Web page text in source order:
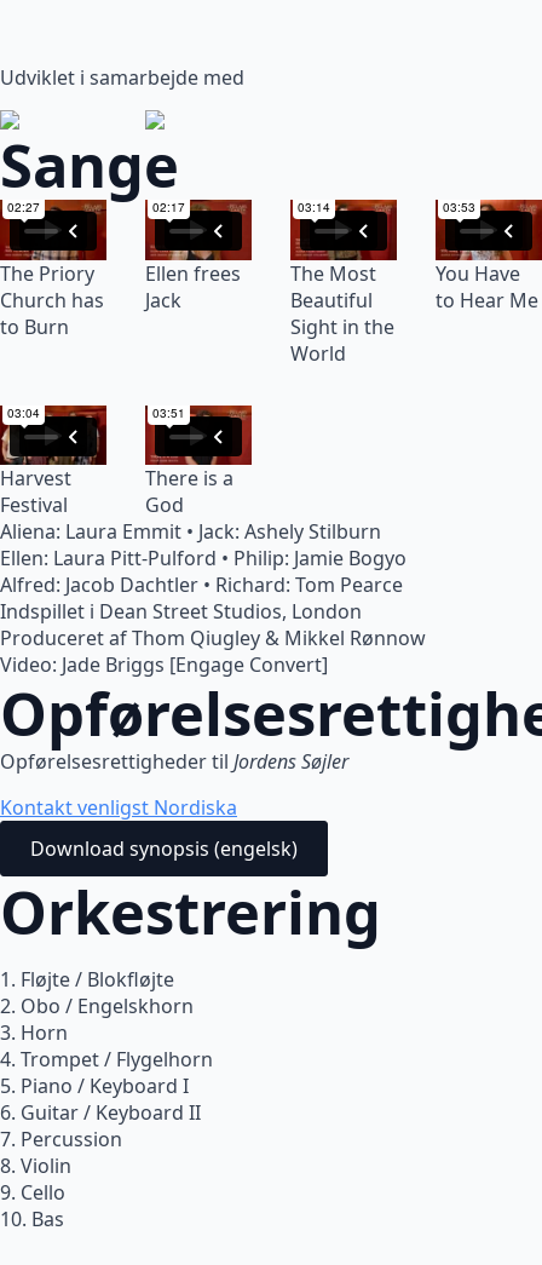
Udviklet i samarbejde med
Sange
The Priory
Church has
to Burn
Ellen frees
Jack
The Most
Beautiful
Sight in the
World
You Have
to Hear Me
Harvest
Festival
There is a
God
Aliena: Laura Emmit • Jack: Ashely Stilburn
Ellen: Laura Pitt-Pulford • Philip: Jamie Bogyo
Alfred: Jacob Dachtler • Richard: Tom Pearce
Indspillet i Dean Street Studios, London
Produceret af Thom Qiugley & Mikkel Rønnow
Video: Jade Briggs [Engage Convert]
Opførelsesrettigheder til Jordens Søjler
Kontakt venligst Nordiska
Download synopsis (engelsk)
Orkestrering
1. Fløjte / Blokfløjte
2. Obo / Engelskhorn
3. Horn
4. Trompet / Flygelhorn
5. Piano / Keyboard I
6. Guitar / Keyboard II
7. Percussion
8. Violin
9. Cello
10. Bas